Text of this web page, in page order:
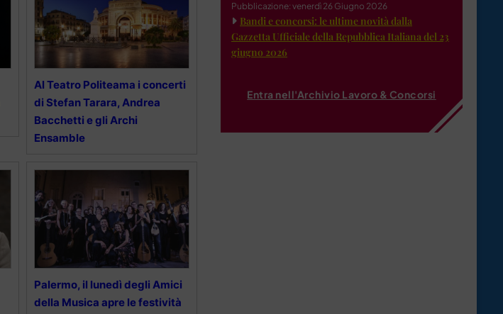
Al Teatro Politeama i concerti
di Stefan Tarara, Andrea
Bacchetti e gli Archi
Ensamble
Palermo, il lunedì degli Amici
della Musica apre le festività
Pubblicazione: venerdì 26 Giugno 2026
Bandi e concorsi: le ultime novità dalla
Gazzetta Ufficiale della Repubblica Italiana del 23
giugno 2026
Entra nell'Archivio Lavoro & Concorsi